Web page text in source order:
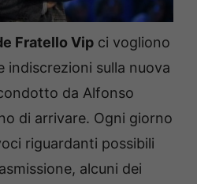
Fratello Vip ci vogliono
indiscrezioni sulla nuova
da Alfonso
di arrivare. Ogni giorno
riguardanti possibili
alcuni dei